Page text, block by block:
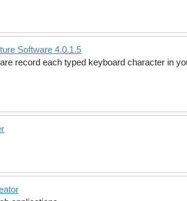
Software 4.0.1.5
record each typed keyboard character in